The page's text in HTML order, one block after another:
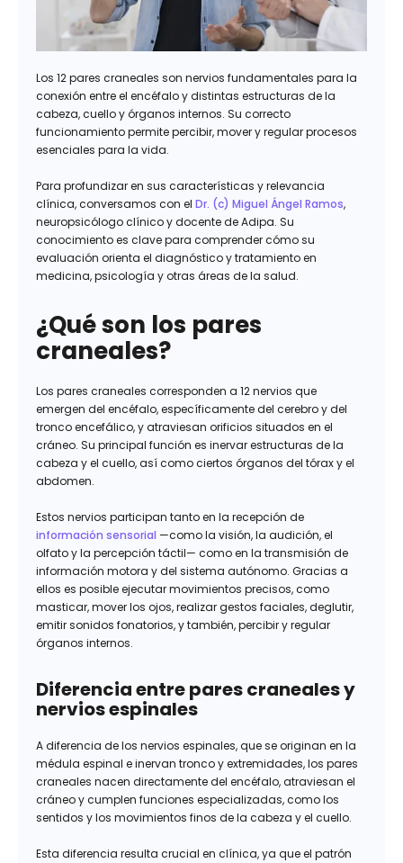
Los 12 pares craneales son nervios fundamentales para la
conexión entre el encéfalo y distintas estructuras de la
cabeza, cuello y órganos internos. Su correcto
funcionamiento permite percibir, mover y regular procesos
esenciales para la vida.
Para profundizar en sus características y relevancia
clínica, conversamos con el Dr. (c) Miguel Ángel Ramos,
neuropsicólogo clínico y docente de Adipa. Su
conocimiento es clave para comprender cómo su
evaluación orienta el diagnóstico y tratamiento en
medicina, psicología y otras áreas de la salud.
¿Qué son los pares
craneales?
Los pares craneales corresponden a 12 nervios que
emergen del encéfalo, específicamente del cerebro y del
tronco encefálico, y atraviesan orificios situados en el
cráneo. Su principal función es inervar estructuras de la
cabeza y el cuello, así como ciertos órganos del tórax y el
abdomen.
Estos nervios participan tanto en la recepción de
información sensorial —como la visión, la audición, el
olfato y la percepción táctil— como en la transmisión de
información motora y del sistema autónomo. Gracias a
ellos es posible ejecutar movimientos precisos, como
masticar, mover los ojos, realizar gestos faciales, deglutir,
emitir sonidos fonatorios, y también, percibir y regular
órganos internos.
Diferencia entre pares craneales y
nervios espinales
A diferencia de los nervios espinales, que se originan en la
médula espinal e inervan tronco y extremidades, los pares
craneales nacen directamente del encéfalo, atraviesan el
cráneo y cumplen funciones especializadas, como los
sentidos y los movimientos finos de la cabeza y el cuello.
Esta diferencia resulta crucial en clínica, ya que el patrón